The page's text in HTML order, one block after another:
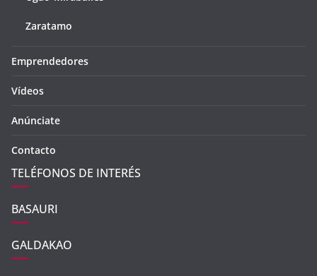
Zaratamo
Emprendedores
Vídeos
Anúnciate
Contacto
TELÉFONOS DE INTERÉS
BASAURI
GALDAKAO